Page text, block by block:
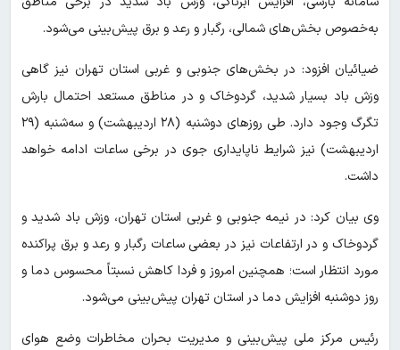
به‌خصوص بخش‌های شمالی، رگبار و رعد و برق پیش‌بینی می‌شود.
ضیائیان افزود: در بخش‌های جنوبی و غربی استان تهران نیز گاهی
وزش باد بسیار شدید، گردوخاک و در مناطق مستعد احتمال بارش
تگرگ وجود دارد. طی روزهای دوشنبه (۲۸ اردیبهشت) و سه‌شنبه (۲۹
اردیبهشت) نیز شرایط ناپایداری جوی در برخی ساعات ادامه خواهد
داشت.
وی بیان کرد: در نیمه جنوبی و غربی استان تهران، وزش باد شدید و
گردوخاک و در ارتفاعات نیز در بعضی ساعات رگبار و رعد و برق پراکنده
مورد انتظار است؛ همچنین امروز و فردا کاهش نسبتاً محسوس دما و
روز دوشنبه افزایش دما در استان تهران پیش‌بینی می‌شود.
رئیس مرکز ملی پیش‌بینی و مدیریت بحران مخاطرات وضع هوای